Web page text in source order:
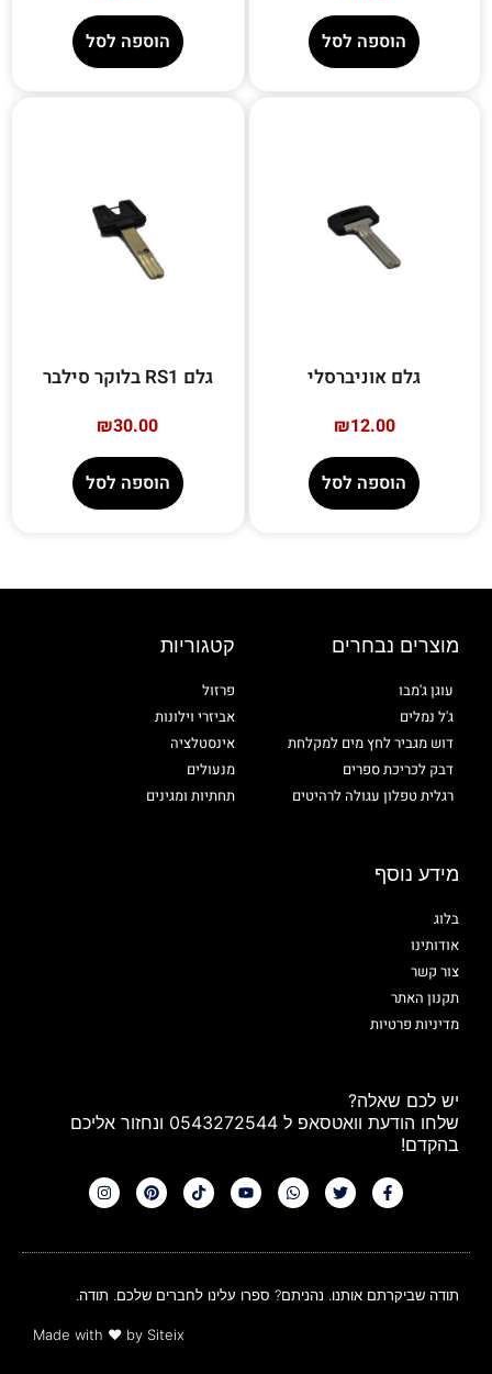
הוספה לסל הוספה לסל
גלם אוניברסלי
₪12.00
הוספה לסל
גלם RS1 בלוקר סילבר
₪30.00
הוספה לסל
מוצרים נבחרים
עוגן ג'מבו
ג'ל נמלים
דוש מגביר לחץ מים למקלחת
דבק לכריכת ספרים
רגלית טפלון עגולה לרהיטים
קטגוריות
פרזול
אביזרי וילונות
אינסטלציה
מנעולים
תחתיות ומגינים
מידע נוסף
בלוג
אודותינו
צור קשר
תקנון האתר
מדיניות פרטיות
יש לכם שאלה?
שלחו הודעת וואטסאפ ל 0543272544 ונחזור אליכם
בהקדם!
תודה שביקרתם אותנו. נהניתם? ספרו עלינו לחברים שלכם. תודה.
Made with ❤ by Siteix​​